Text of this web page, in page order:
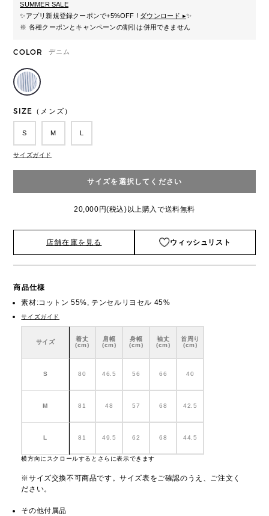
SUMMER SALE
✨アプリ新規登録クーポンで+5%OFF ! ダウンロード ▸✨
※ 各種クーポンとキャンペーンの割引は併用できません
COLOR デニム
SIZE（メンズ）
S M
サイズガイド
サイズを選択してください
20,000円(税込)以上購入で送料無料
店舗在庫を見る ウィッシュリスト
商品仕様
素材:コットン 55%, テンセルリヨセル 45%
サイズガイド
サイズ
着丈
(cm)
肩幅
(cm)
身幅
(cm)
袖丈
(cm)
首周り
(cm)
S 80 46.5 56 66 40
M 81 48 57 68 42.5
L 81 49.5 62 68 44.5
横方向にスクロールするとさらに表示できます
※サイズ交換不可商品です。サイズ表をご確認のうえ、ご注文く
ださい。
その他付属品